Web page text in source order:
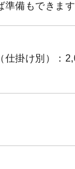
準備もできま
仕掛け別）：